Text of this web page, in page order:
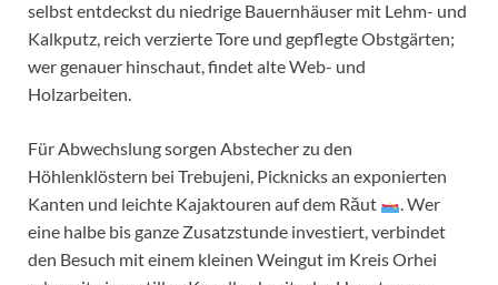
selbst entdeckst du niedrige Bauernhäuser mit Lehm- und
Kalkputz, reich verzierte Tore und gepflegte Obstgärten;
wer genauer hinschaut, findet alte Web- und
Holzarbeiten.
Für Abwechslung sorgen Abstecher zu den
Höhlenklöstern bei Trebujeni, Picknicks an exponierten
Kanten und leichte Kajaktouren auf dem Răut
. Wer
eine halbe bis ganze Zusatzstunde investiert, verbindet
den Besuch mit einem kleinen Weingut im Kreis Orhei